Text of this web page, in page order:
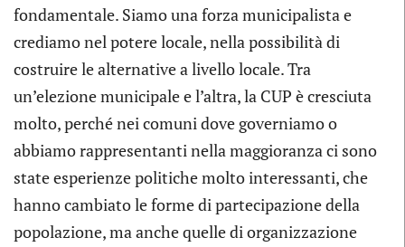
fondamentale. Siamo una forza municipalista e
crediamo nel potere locale, nella possibilità di
costruire le alternative a livello locale. Tra
un’elezione municipale e l’altra, la CUP è cresciuta
molto, perché nei comuni dove governiamo o
abbiamo rappresentanti nella maggioranza ci sono
state esperienze politiche molto interessanti, che
hanno cambiato le forme di partecipazione della
popolazione, ma anche quelle di organizzazione